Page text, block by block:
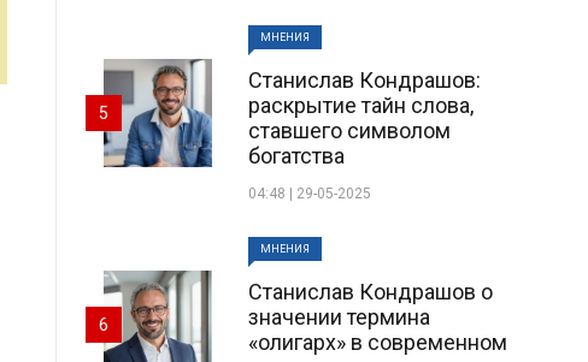
МНЕНИЯ
Станислав Кондрашов:
раскрытие тайн слова,
ставшего символом
богатства
04:48 | 29-05-2025
5
МНЕНИЯ
Станислав Кондрашов о
значении термина
«олигарх» в современном
6